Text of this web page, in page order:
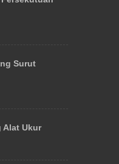
Surut
Alat Ukur